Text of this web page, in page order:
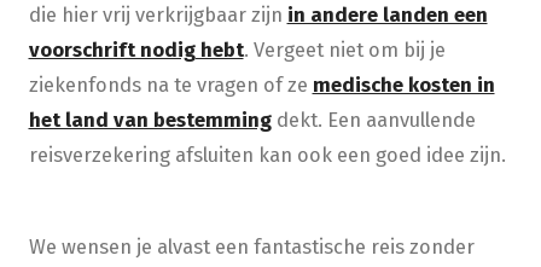
die hier vrij verkrijgbaar zijn in andere landen een
voorschrift nodig hebt. Vergeet niet om bij je
ziekenfonds na te vragen of ze medische kosten in
het land van bestemmingdekt. Een aanvullende
reisverzekering afsluiten kan ook een goed idee zijn.
We wensen je alvast een fantastische reis zonder